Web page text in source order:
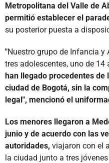
Metropolitana del Valle de
permitió establecer el
su posterior puesta a
"Nuestro grupo de Infancia y
tres adolescentes, uno de 14
han llegado procedentes de
ciudad de Bogotá, sin la
legal", mencionó el
Los menores llegaron a
junio y de acuerdo con las
autoridades, viajaron con el
la ciudad junto a tres